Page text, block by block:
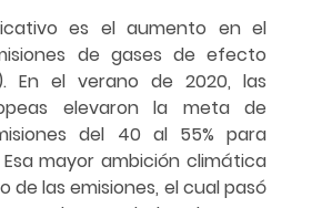
es el aumento en el
de gases de efecto
En el verano de 2020, las
elevaron la meta de
del 40 al 55% para
mayor ambición climática
de las emisiones, el cual pasó